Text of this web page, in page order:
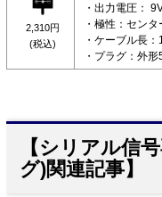
2,310円
(税込)
・出力電圧：
・極性：セン
・ケーブル長：
・プラグ：外
【シリアル信
グ)関連記事】